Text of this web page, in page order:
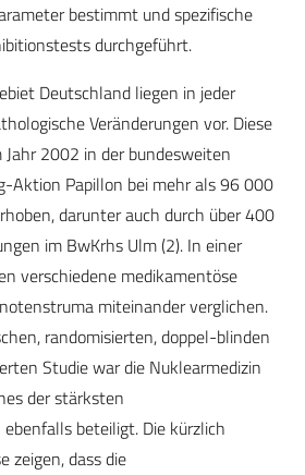
bestimmt und spezifische
durchgeführt.
Deutschland liegen in jeder
Veränderungen vor. Diese
Jahr 2002 in der bundesweiten
Aktion Papillon bei mehr als 96 000
darunter auch durch über 400
im BwKrhs Ulm (2). In einer
verschiedene medikamentöse
miteinander verglichen.
randomisierten, doppel-blinden
Studie war die Nuklearmedizin
der stärksten
beteiligt. Die kürzlich
zeigen, dass die